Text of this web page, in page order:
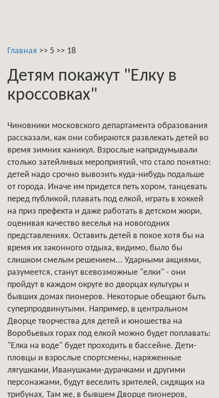
Главная >> 5 >> 18
Детям покажут "Елку в
кроссовках"
Чиновники московского департамента образования
рассказали, как они собираются развлекать детей во
время зимних каникул. Взрослые напридумывали
столько затейливых мероприятий, что стало понятно:
детей надо срочно вывозить куда-нибудь подальше
от города. Иначе им придется петь хором, танцевать
перед публикой, плавать под елкой, играть в хоккей
на приз префекта и даже работать в детском жюри,
оценивая качество веселья на новогодних
представлениях. Оставить детей в покое хотя бы на
время их законного отдыха, видимо, было бы
слишком смелым решением... Ударными акциями,
разумеется, станут всевозможные "елки" - они
пройдут в каждом округе во дворцах культуры и
бывших домах пионеров. Некоторые обещают быть
суперпродвинутыми. Например, в центральном
Дворце творчества для детей и юношества на
Воробьевых горах под елкой можно будет поплавать:
"Елка на воде" будет проходить в бассейне. Дети-
пловцы и взрослые спортсмены, наряженные
лягушками, Иванушками-дурачками и другими
персонажами, будут веселить зрителей, сидящих на
трибунах. Там же, в бывшем Дворце пионеров,